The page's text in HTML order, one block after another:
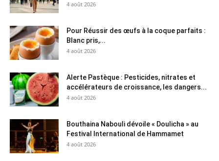
4 août 2026
Pour Réussir des œufs à la coque parfaits :
Blanc pris,...
4 août 2026
Alerte Pastèque : Pesticides, nitrates et
accélérateurs de croissance, les dangers...
4 août 2026
Bouthaina Nabouli dévoile « Doulicha » au
Festival International de Hammamet
4 août 2026